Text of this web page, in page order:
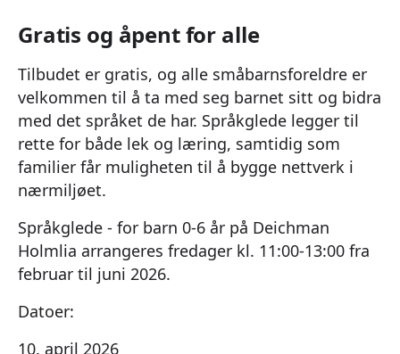
Gratis og åpent for alle
Tilbudet er gratis, og alle småbarnsforeldre er
velkommen til å ta med seg barnet sitt og bidra
med det språket de har. Språkglede legger til
rette for både lek og læring, samtidig som
familier får muligheten til å bygge nettverk i
nærmiljøet.
Språkglede - for barn 0-6 år på Deichman
Holmlia arrangeres fredager kl. 11:00-13:00 fra
februar til juni 2026.
Datoer:
10. april 2026